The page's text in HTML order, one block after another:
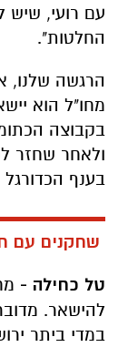
עם רועי, שיש
החלטות".
הרגשה שלנו,
מחו"ל הוא
בקבוצה
ולאחר שחזר
בענף
שחקנים עם
טל כחילה -
להישאר.
במדי ביתר